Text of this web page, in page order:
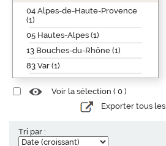
04 Alpes-de-Haute-Provence
(1)
05 Hautes-Alpes (1)
13 Bouches-du-Rhône (1)
83 Var (1)
Voir la sélection ( 0 )
Exporter tous
Tri par :